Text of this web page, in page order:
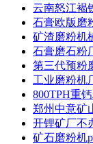
云南怒江褐
石膏欧版磨
矿渣磨粉机
石膏磨石粉
第三代预粉
工业磨粉机
800TPH重
郑州中意矿
开锂矿厂不
矿石磨粉机